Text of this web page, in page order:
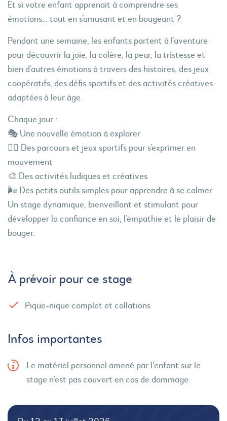
Et si votre enfant apprenait à comprendre ses
émotions… tout en s’amusant et en bougeant ?
Pendant une semaine, les enfants partent à l’aventure
pour découvrir la joie, la colère, la peur, la tristesse et
bien d’autres émotions à travers des histoires, des jeux
coopératifs, des défis sportifs et des activités créatives
adaptées à leur âge.
Chaque jour :
🎭 Une nouvelle émotion à explorer
🏃‍♂️ Des parcours et jeux sportifs pour s’exprimer en
mouvement
🎨 Des activités ludiques et créatives
🌬️ Des petits outils simples pour apprendre à se calmer
Un stage dynamique, bienveillant et stimulant pour
développer la confiance en soi, l’empathie et le plaisir de
bouger.
À prévoir pour ce stage
Pique-nique complet et collations
Infos importantes
Le matériel personnel amené par l'enfant sur le
stage n'est pas couvert en cas de dommage.